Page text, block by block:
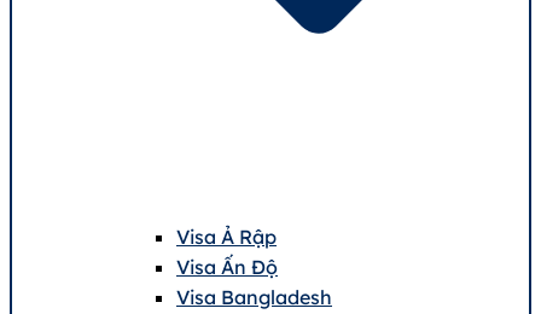
Visa Ả Rập
Visa Ấn Độ
Visa Bangladesh